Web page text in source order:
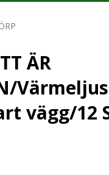
ÄR
vägg/12